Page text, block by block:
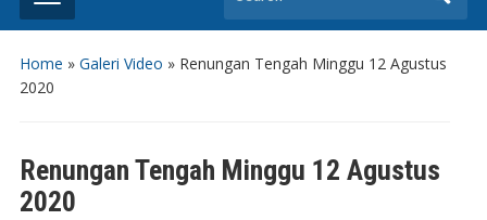
Home » Galeri Video » Renungan Tengah Minggu 12 Agustus
2020
Renungan Tengah Minggu 12 Agustus
2020